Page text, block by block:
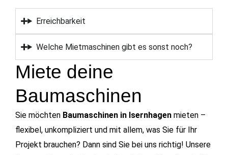
Erreichbarkeit
Welche Mietmaschinen gibt es sonst noch?
Miete deine
Baumaschinen
Sie möchten Baumaschinen in Isernhagen mieten –
flexibel, unkompliziert und mit allem, was Sie für Ihr
Projekt brauchen? Dann sind Sie bei uns richtig! Unsere